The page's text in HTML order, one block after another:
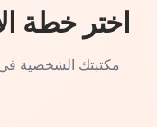
اختر خطة
مكتبتك الشخصية في